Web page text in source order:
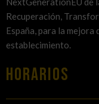
Recuperación,
España, para la
establecimiento.
HORARIOS